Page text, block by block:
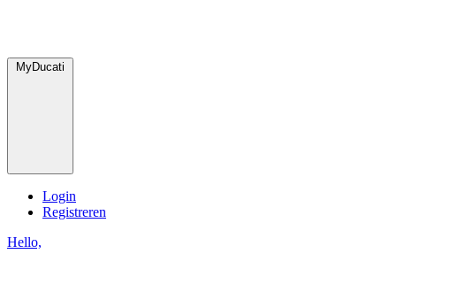
MyDucati
Login
Registreren
Hello,